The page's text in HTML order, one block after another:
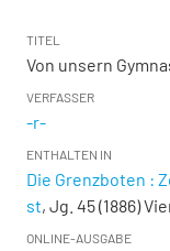
TITEL
Von unsern
VERFASSER
-r-
ENTHALTEN IN
Die Grenzboten :
st, Jg. 45 (1886)
ONLINE-AUSGABE